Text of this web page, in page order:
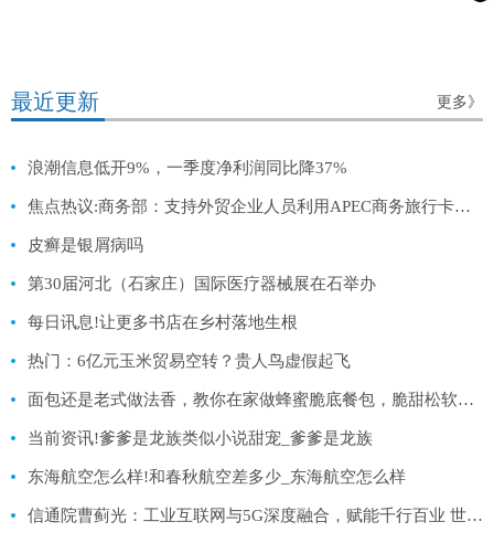
最近更新 更多》
浪潮信息低开9%，一季度净利润同比降37%
焦点热议:商务部：支持外贸企业人员利用APEC商务旅行卡赴相关经济体开展供采对接
皮癣是银屑病吗
第30届河北（石家庄）国际医疗器械展在石举办
每日讯息!让更多书店在乡村落地生根
热门：6亿元玉米贸易空转？贵人鸟虚假起飞
面包还是老式做法香，教你在家做蜂蜜脆底餐包，脆甜松软简单美味
当前资讯!爹爹是龙族类似小说甜宠_爹爹是龙族
东海航空怎么样!和春秋航空差多少_东海航空怎么样
信通院曹蓟光：工业互联网与5G深度融合，赋能千行百业 世界今日报